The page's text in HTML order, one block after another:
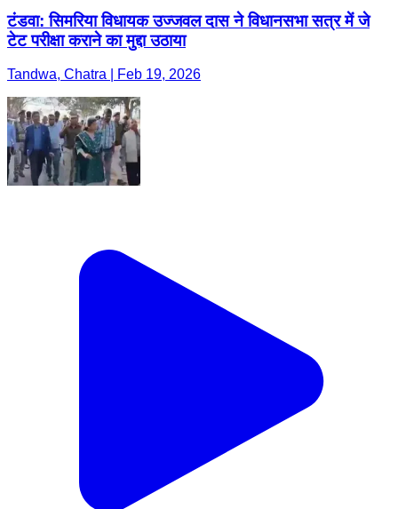
टंडवा: सिमरिया विधायक उज्जवल दास ने विधानसभा सत्र में जे
टेट परीक्षा कराने का मुद्दा उठाया
Tandwa, Chatra | Feb 19, 2026